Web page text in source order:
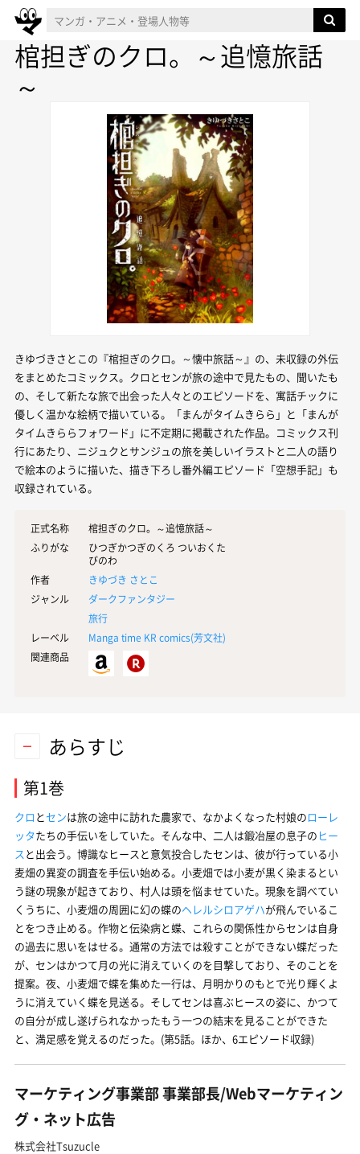
棺担ぎのクロ。～追憶旅話
～
きゆづきさとこの『棺担ぎのクロ。～懐中旅話～』の、未収録の外伝
をまとめたコミックス。クロとセンが旅の途中で見たもの、聞いたも
の、そして新たな旅で出会った人々とのエピソードを、寓話チックに
優しく温かな絵柄で描いている。「まんがタイムきらら」と「まんが
タイムきららフォワード」に不定期に掲載された作品。コミックス刊
行にあたり、ニジュクとサンジュの旅を美しいイラストと二人の語り
で絵本のように描いた、描き下ろし番外編エピソード「空想手記」も
収録されている。
正式名称
棺担ぎのクロ。～追憶旅話～
ふりがな
ひつぎかつぎのくろ ついおくた
びのわ
作者
きゆづき さとこ
ジャンル
ダークファンタジー
旅行
レーベル
Manga time KR comics(芳文社)
関連商品
あらすじ
第1巻
クロとセンは旅の途中に訪れた農家で、なかよくなった村娘のローレ
ッタたちの手伝いをしていた。そんな中、二人は鍛冶屋の息子の ヒー
ス と出会う。博識なヒースと意気投合したセンは、彼が行っている小
麦畑の異変の調査を手伝い始める。小麦畑では小麦が黒く染まるとい
う謎の現象が起きており、村人は頭を悩ませていた。現象を調べてい
くうちに、小麦畑の周囲に幻の蝶のヘレルシロアゲハが飛んでいるこ
とをつき止める。作物と伝染病と蝶、これらの関係性からセンは自身
の過去に思いをはせる。通常の方法では殺すことができない蝶だった
が、センはかつて月の光に消えていくのを目撃しており、そのことを
提案。夜、小麦畑で蝶を集めた一行は、月明かりのもとで光り輝くよ
うに消えていく蝶を見送る。そしてセンは喜ぶヒースの姿に、かつて
の自分が成し遂げられなかったもう一つの結末を見ることができた
と、満足感を覚えるのだった。(第5話。ほか、6エピソード収録)
マーケティング事業部 事業部長/Webマーケティン
グ・ネット広告
株式会社Tsuzucle